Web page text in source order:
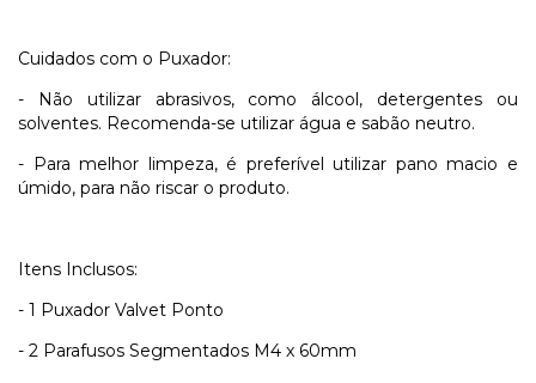
Cuidados com o Puxador:
- Não utilizar abrasivos, como álcool, detergentes ou
solventes. Recomenda-se utilizar água e sabão neutro.
- Para melhor limpeza, é preferível utilizar pano macio e
úmido, para não riscar o produto.
Itens Inclusos:
- 1 Puxador Valvet Ponto
- 2 Parafusos Segmentados M4 x 60mm